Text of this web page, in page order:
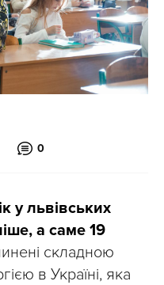
0
у львівських
а саме 19
складною
в Україні, яка